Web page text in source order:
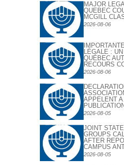
MAJOR
QUEBEC
MCGILL
2026-08-06
LÉGALE :
QUÉBEC
RECOURS
2026-08-06
APPELENT
2026-08-05
JOINT
GROUPS
AFTER
CAMPUS
2026-08-05